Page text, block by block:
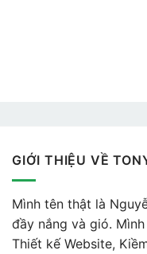
GIỚI THIỆU VỀ
Mình tên thật là
đầy nắng và gió.
Thiết kế Website,